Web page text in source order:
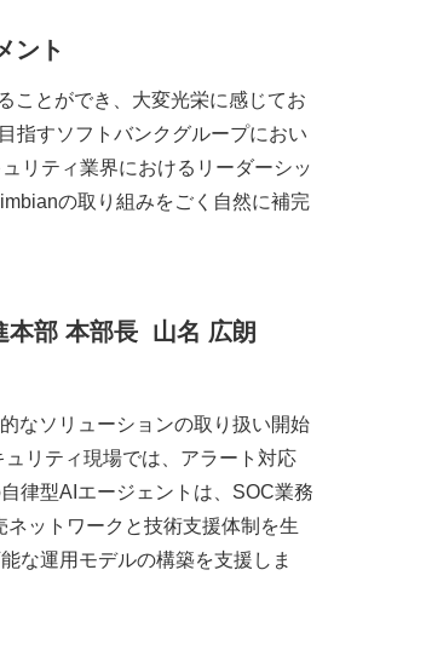
ント
ことができ、大変光栄に感じてお
指すソフトバンクグループにおい
リティ業界におけるリーダーシッ
の取り組みをごく自然に補完
本部 本部長 山名 広朗
なソリューションの取り扱い開始
リティ現場では、アラート対応
律型AIエージェントは、SOC業務
ットワークと技術支援体制を生
な運用モデルの構築を支援しま